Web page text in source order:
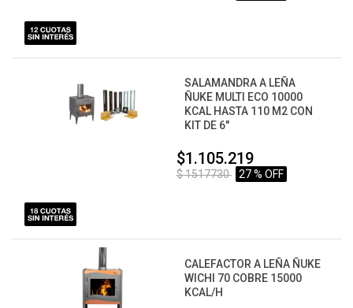
SALAMANDRA A LEÑA
ÑUKE MULTI ECO 10000
KCAL HASTA 110 M2 CON
KIT DE 6"
$1.105.219
$ 1517730 27 % OFF
CALEFACTOR A LEÑA ÑUKE
WICHI 70 COBRE 15000
KCAL/H